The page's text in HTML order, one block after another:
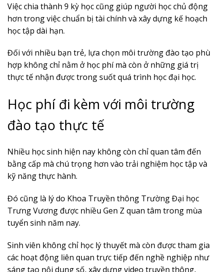
Việc chia thành 9 kỳ học cũng giúp người học chủ động
hơn trong việc chuẩn bị tài chính và xây dựng kế hoạch
học tập dài hạn.
Đối với nhiều bạn trẻ, lựa chọn môi trường đào tạo phù
hợp không chỉ nằm ở học phí mà còn ở những giá trị
thực tế nhận được trong suốt quá trình học đại học.
Học phí đi kèm với môi trường
đào tạo thực tế
Nhiều học sinh hiện nay không còn chỉ quan tâm đến
bằng cấp mà chú trọng hơn vào trải nghiệm học tập và
kỹ năng thực hành.
Đó cũng là lý do Khoa Truyền thông Trường Đại học
Trưng Vương được nhiều Gen Z quan tâm trong mùa
tuyển sinh năm nay.
Sinh viên không chỉ học lý thuyết mà còn được tham gia
các hoạt động liên quan trực tiếp đến nghề nghiệp như
sáng tạo nội dung số, xây dựng video truyền thông,